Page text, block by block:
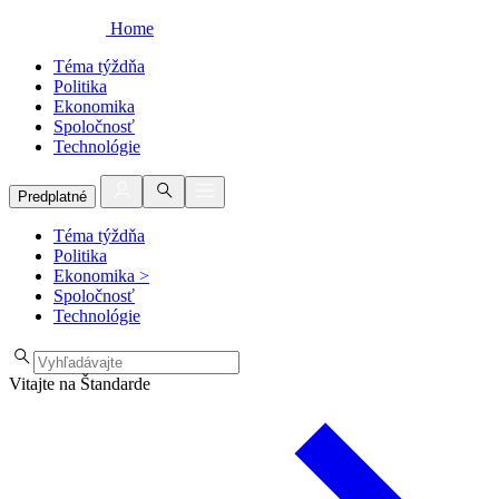
Home
Téma týždňa
Politika
Ekonomika
Spoločnosť
Technológie
Predplatné
Téma týždňa
Politika
Ekonomika >
Spoločnosť
Technológie
Vitajte na Štandarde